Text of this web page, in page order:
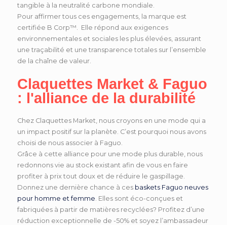
tangible à la neutralité carbone mondiale.
Pour affirmer tous ces engagements, la marque est
certifiée B Corp™. Elle répond aux exigences
environnementales et sociales les plus élevées, assurant
une traçabilité et une transparence totales sur l’ensemble
de la chaîne de valeur.
Claquettes Market & Faguo
: l'alliance de la durabilité
Chez Claquettes Market, nous croyons en une mode qui a
un impact positif sur la planète. C’est pourquoi nous avons
choisi de nous associer à Faguo.
Grâce à cette alliance pour une mode plus durable, nous
redonnons vie au stock existant afin de vous en faire
profiter à prix tout doux et de réduire le gaspillage.
Donnez une dernière chance à ces baskets Faguo neuves
pour homme et femme . Elles sont éco-conçues et
fabriquées à partir de matières recyclées? Profitez d’une
réduction exceptionnelle de -50% et soyez l’ambassadeur